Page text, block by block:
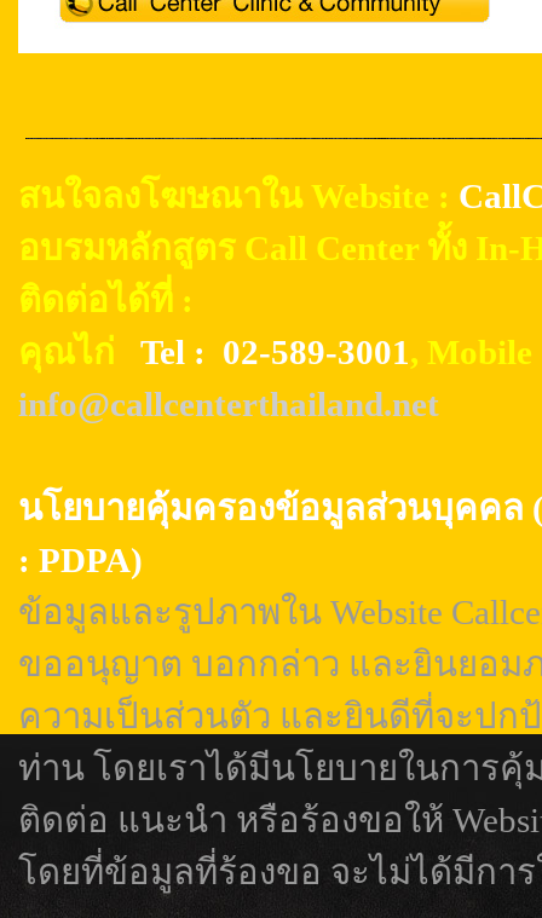
สนใจลงโฆษณาใน Website :
อบรมหลักสูตร Call Center ทั้ง In-
ติดต่อได้ที่ :
คุณไก่ Tel : 02-589-3001,
info@callcenterthailand.net
นโยบายคุ้มครองข้อมูลส่วนบุคคล
: PDPA)
ข้อมูลและรูปภาพใน Website
ขออนุญาต บอกกล่าว และยินยอม
ความเป็นส่วนตัว และยินดีที่จะปก
ท่าน โดยเราได้มีนโยบายในการ
ติดต่อ แนะนำ หรือร้องขอให้
โดยที่ข้อมูลที่ร้องขอ จะไม่ได้มีกา